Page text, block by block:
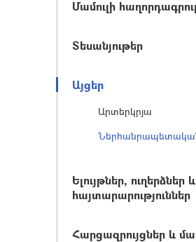
Մամուլի
Տեսանյութեր
Այցեր
Արտերկրյա
Ելույթներ, ուղերձներ և
հայտարարություններ
Հարցազրույցներ և